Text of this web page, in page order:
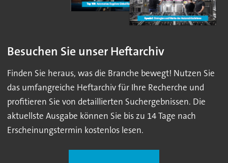
Besuchen Sie unser Heftarchiv
Finden Sie heraus, was die Branche bewegt! Nutzen Sie
das umfangreiche Heftarchiv für Ihre Recherche und
profitieren Sie von detaillierten Suchergebnissen. Die
aktuellste Ausgabe können Sie bis zu 14 Tage nach
Erscheinungstermin kostenlos lesen.